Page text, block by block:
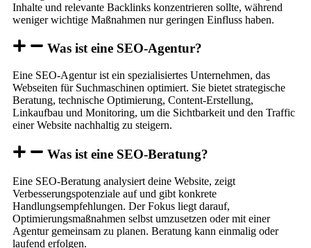
Inhalte und relevante Backlinks konzentrieren sollte, während
weniger wichtige Maßnahmen nur geringen Einfluss haben.
Was ist eine SEO-Agentur?
Eine SEO-Agentur ist ein spezialisiertes Unternehmen, das
Webseiten für Suchmaschinen optimiert. Sie bietet strategische
Beratung, technische Optimierung, Content-Erstellung,
Linkaufbau und Monitoring, um die Sichtbarkeit und den Traffic
einer Website nachhaltig zu steigern.
Was ist eine SEO-Beratung?
Eine SEO-Beratung analysiert deine Website, zeigt
Verbesserungspotenziale auf und gibt konkrete
Handlungsempfehlungen. Der Fokus liegt darauf,
Optimierungsmaßnahmen selbst umzusetzen oder mit einer
Agentur gemeinsam zu planen. Beratung kann einmalig oder
laufend erfolgen.